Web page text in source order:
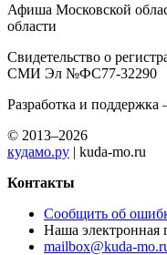
Афиша Московской
области
Свидетельство о
СМИ Эл №ФС77-32290
Разработка и
© 2013–2026
кудамо.ру | kuda-mo.ru
Контакты
Сообщить об
Наша электронная
mailbox@kuda-